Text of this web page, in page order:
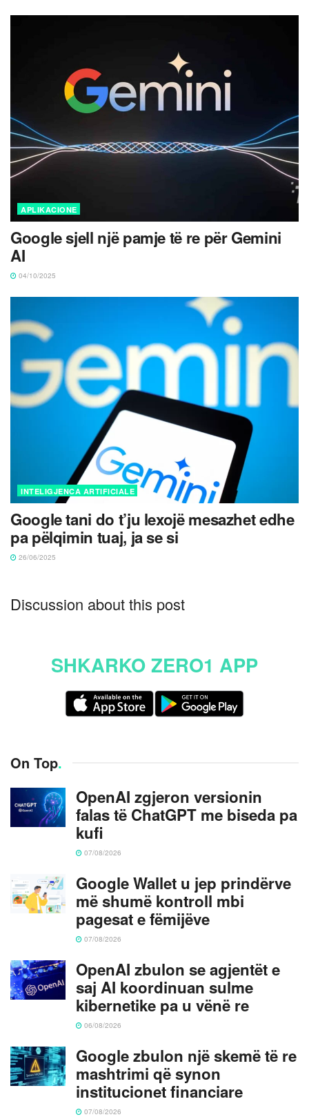
APLIKACIONE
Google sjell një pamje të re për Gemini
AI
04/10/2025
INTELIGJENCA ARTIFICIALE
Google tani do t’ju lexojë mesazhet edhe
pa pëlqimin tuaj, ja se si
26/06/2025
Discussion about this post
SHKARKO ZERO1 APP
On Top.
OpenAI zgjeron versionin
falas të ChatGPT me biseda pa
kufi
07/08/2026
Google Wallet u jep prindërve
më shumë kontroll mbi
pagesat e fëmijëve
07/08/2026
OpenAI zbulon se agjentët e
saj AI koordinuan sulme
kibernetike pa u vënë re
06/08/2026
Google zbulon një skemë të re
mashtrimi që synon
institucionet financiare
07/08/2026